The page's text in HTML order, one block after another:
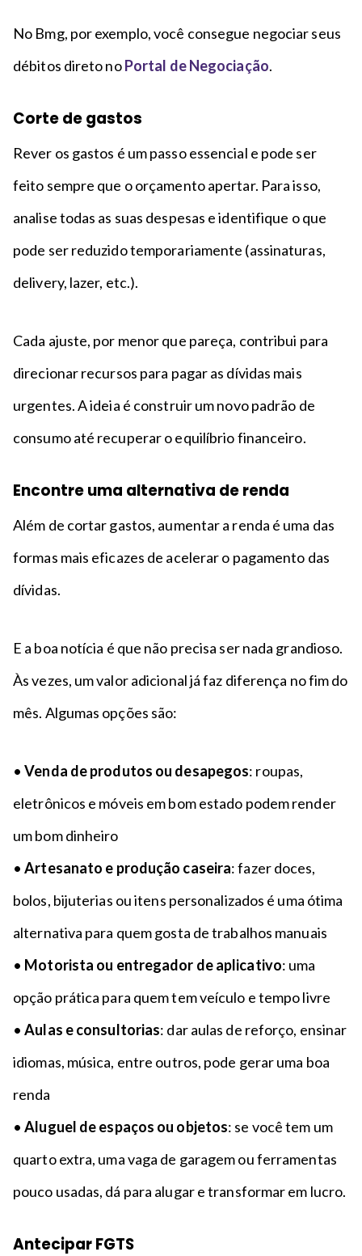
No Bmg, por exemplo, você consegue negociar seus
débitos direto noPortal de Negociação.
Corte de gastos
Rever os gastos é um passo essencial e pode ser
feito sempre que o orçamento apertar. Para isso,
analise todas as suas despesas e identifique o que
pode ser reduzido temporariamente (assinaturas,
delivery, lazer, etc.).
Cada ajuste, por menor que pareça, contribui para
direcionar recursos para pagar as dívidas mais
urgentes. A ideia é construir um novo padrão de
consumo até recuperar o equilíbrio financeiro.
Encontre uma alternativa de renda
Além de cortar gastos, aumentar a renda é uma das
formas mais eficazes de acelerar o pagamento das
dívidas.
E a boa notícia é que não precisa ser nada grandioso.
Às vezes, um valor adicional já faz diferença no fim do
mês. Algumas opções são:
•Venda de produtos ou desapegos: roupas,
eletrônicos e móveis em bom estado podem render
um bom dinheiro
•Artesanato e produção caseira: fazer doces,
bolos, bijuterias ou itens personalizados é uma ótima
alternativa para quem gosta de trabalhos manuais
• Motorista ou entregador de aplicativo: uma
opção prática para quem tem veículo e tempo livre
•Aulas e consultorias: dar aulas de reforço, ensinar
idiomas, música, entre outros, pode gerar uma boa
renda
•Aluguel de espaços ou objetos: se você tem um
quarto extra, uma vaga de garagem ou ferramentas
pouco usadas, dá para alugar e transformar em lucro.
Antecipar FGTS